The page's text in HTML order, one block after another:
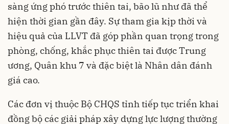
sàng ứng phó trước thiên tai, bão lũ như đã thể
hiện thời gian gần đây. Sự tham gia kịp thời và
hiệu quả của LLVT đã góp phần quan trọng trong
phòng, chống, khắc phục thiên tai được Trung
ương, Quân khu 7 và đặc biệt là Nhân dân đánh
giá cao.
Các đơn vị thuộc Bộ CHQS tỉnh tiếp tục triển khai
đồng bộ các giải pháp xây dựng lực lượng thường